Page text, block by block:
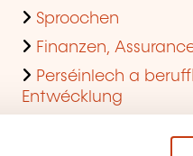
Sproochen
Finanzen,
Perséinlech a
Entwécklung